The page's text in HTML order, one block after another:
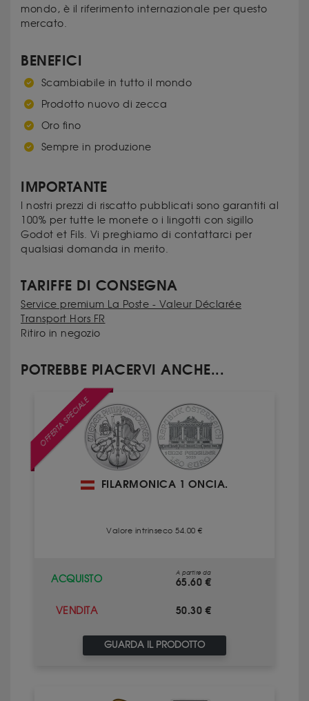
mondo, è il riferimento internazionale per questo
mercato.
BENEFICI
Scambiabile in tutto il mondo
Prodotto nuovo di zecca
Oro fino
Sempre in produzione
IMPORTANTE
I nostri prezzi di riscatto pubblicati sono garantiti al
100% per tutte le monete o i lingotti con sigillo
Godot et Fils. Vi preghiamo di contattarci per
qualsiasi domanda in merito.
TARIFFE DI CONSEGNA
Service premium La Poste - Valeur Déclarée
Transport Hors FR
Ritiro in negozio
POTREBBE PIACERVI ANCHE...
OFFERTA SPECIALE
FILARMONICA 1 ONCIA.
Valore intrinseco 54.00 €
ACQUISTO
A partire da
65.60 €
VENDITA 50.30 €
GUARDA IL PRODOTTO